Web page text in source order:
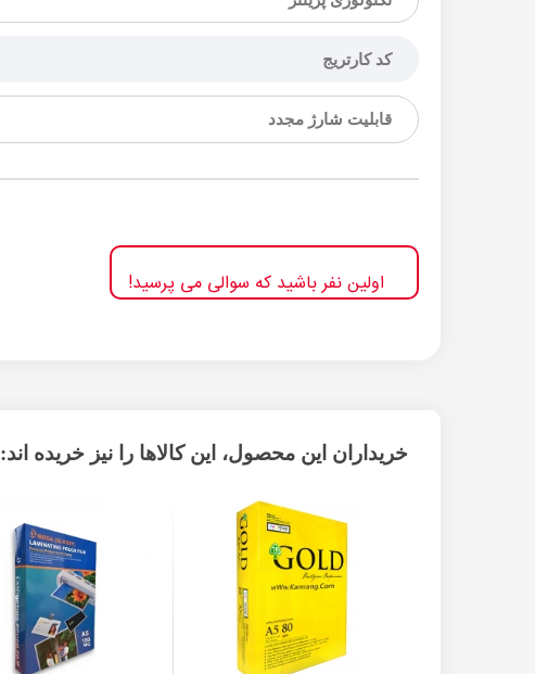
کد کارتریج
قابلیت شارژ مجدد
اولین نفر باشید که سوالی می پرسید!
خریداران این محصول، این کالاها را نیز خریده اند: